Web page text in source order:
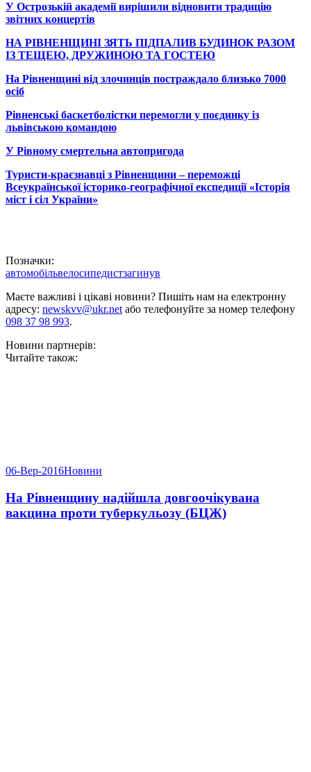
У Острозькій академії вирішили відновити традицію
звітних концертів
НА РІВНЕНЩИНІ ЗЯТЬ ПІДПАЛИВ БУДИНОК РАЗОМ
ІЗ ТЕЩЕЮ, ДРУЖИНОЮ ТА ГОСТЕЮ
На Рівненщині від злочинців постраждало близько 7000
осіб
Рівненські баскетболістки перемогли у поєдинку із
львівською командою
У Рівному смертельна автопригода
Туристи-краєзнавці з Рівненщини – переможці
Всеукраїнської історико-географічної експедиції «Історія
міст і сіл України»
Позначки:
автомобільвелосипедистзагинув
Маєте важливі і цікаві новини? Пишіть нам на електронну
адресу: newskvv@ukr.netабо телефонуйте за номер телефону
098 37 98 993.
Новини партнерів:
Читайте також:
06-Вер-2016Новини
На Рівненщину надійшла довгоочікувана
вакцина проти туберкульозу (БЦЖ)